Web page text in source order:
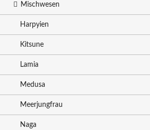
Mischwesen
Harpyien
Kitsune
Lamia
Medusa
Meerjungfrau
Naga